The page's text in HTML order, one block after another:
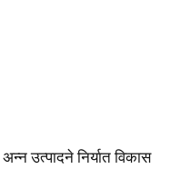
उत्पादने निर्यात विकास